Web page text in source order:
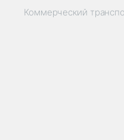
Коммерческий